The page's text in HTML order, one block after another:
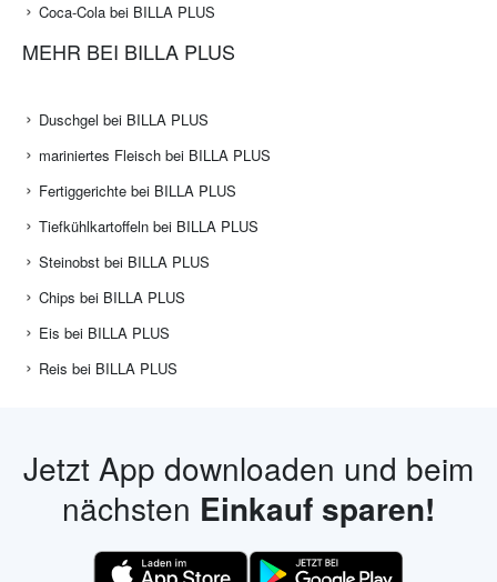
Coca-Cola bei BILLA PLUS
MEHR BEI BILLA PLUS
Duschgel bei BILLA PLUS
mariniertes Fleisch bei BILLA PLUS
Fertiggerichte bei BILLA PLUS
Tiefkühlkartoffeln bei BILLA PLUS
Steinobst bei BILLA PLUS
Chips bei BILLA PLUS
Eis bei BILLA PLUS
Reis bei BILLA PLUS
Jetzt App downloaden und beim
nächsten Einkauf sparen!